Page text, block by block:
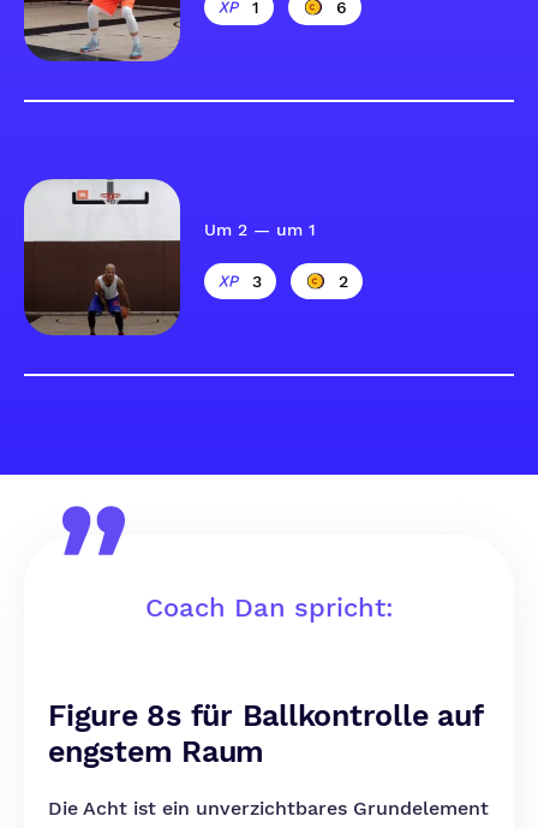
1 6
Um 2 — um 1
3 2
Coach Dan spricht:
Figure 8s für Ballkontrolle auf
engstem Raum
Die Acht ist ein unverzichtbares Grundelement